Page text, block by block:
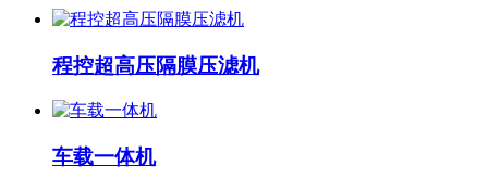
程控超高压隔膜压滤机
车载一体机